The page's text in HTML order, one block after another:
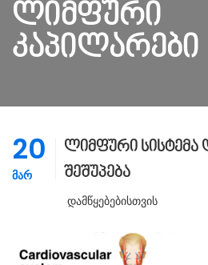
ᲚᲘᲛᲤᲣᲠᲘ
ᲙᲐᲞᲘᲚᲐᲠᲔᲑᲘ
20
ᲛᲐᲠ
ლიმფური სისტემა
შეშუპება
Დამწყებებისთვის